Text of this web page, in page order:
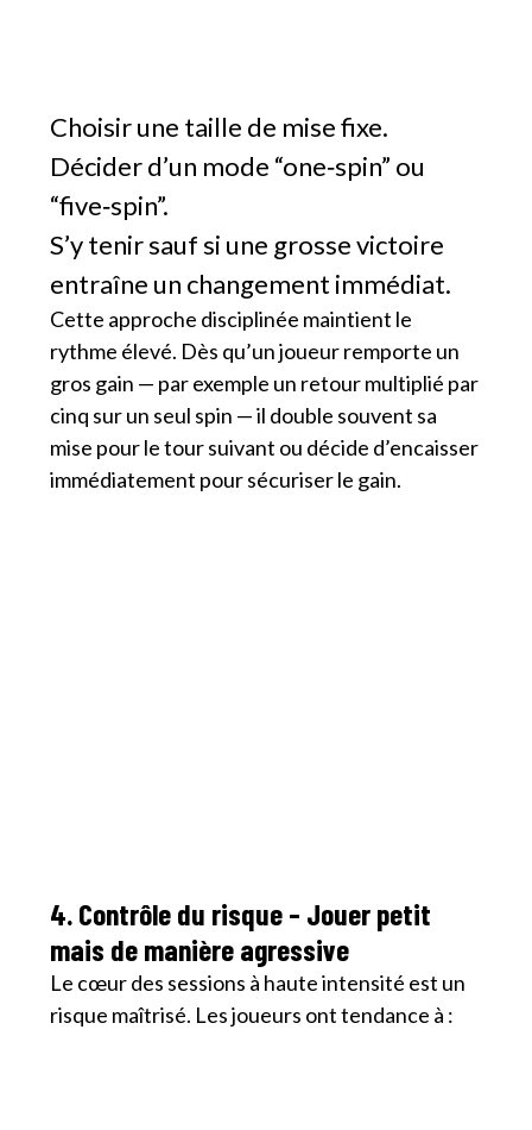
Choisir une taille de mise fixe.
Décider d’un mode “one‑spin” ou
“five‑spin”.
S’y tenir sauf si une grosse victoire
entraîne un changement immédiat.
Cette approche disciplinée maintient le
rythme élevé. Dès qu’un joueur remporte un
gros gain — par exemple un retour multiplié par
cinq sur un seul spin — il double souvent sa
mise pour le tour suivant ou décide d’encaisser
immédiatement pour sécuriser le gain.
4. Contrôle du risque – Jouer petit
mais de manière agressive
Le cœur des sessions à haute intensité est un
risque maîtrisé. Les joueurs ont tendance à :